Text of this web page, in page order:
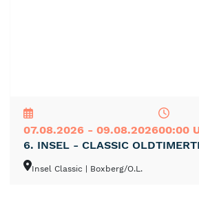
07.08.2026 - 09.08.202600:00
6. INSEL - CLASSIC
Insel Classic | Boxberg/O.L.